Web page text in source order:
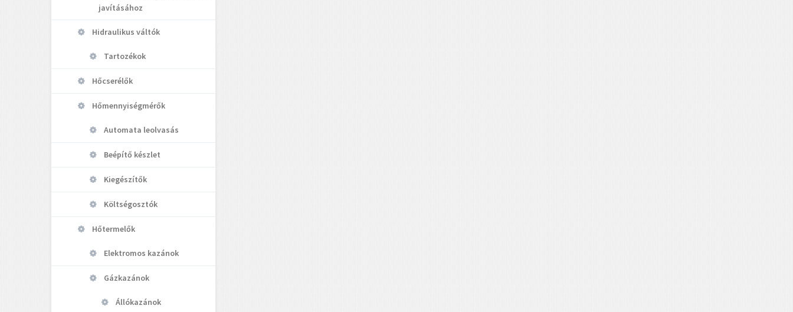
javításához
Hidraulikus váltók
Tartozékok
Hőcserélők
Hőmennyiségmérők
Automata leolvasás
Beépítő készlet
Kiegészítők
Költségosztók
Hőtermelők
Elektromos kazánok
Gázkazánok
Állókazánok